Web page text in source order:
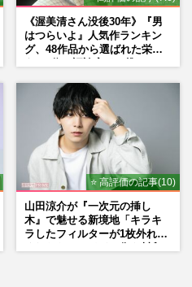
《渥美清さん没後30年》『男
はつらいよ』人気作ランキン
グ、48作品から選ばれた栄え
⭐ 高評価の記事(10)
山田涼介が『一次元の挿し
木』で魅せる新境地「キラキ
ラしたフィルターが1枚外れて